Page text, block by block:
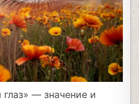
глаз» — значение и